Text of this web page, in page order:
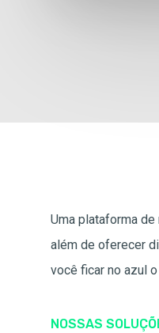
Uma plataforma
além de oferecer
você ficar no azul
NOSSAS